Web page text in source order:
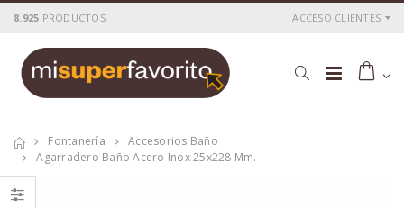
8.925 PRODUCTOS ACCESO CLIENTES
Fontanería
Accesorios Baño
Agarradero Baño Acero Inox 25x228 Mm.